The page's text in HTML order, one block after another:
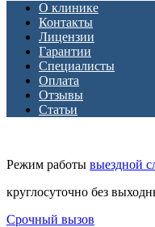
О клинике
Контакты
Лицензии
Гарантии
Специалисты
Оплата
Отзывы
Статьи
Режим работы выездной
круглосуточно без
Срочный вызов